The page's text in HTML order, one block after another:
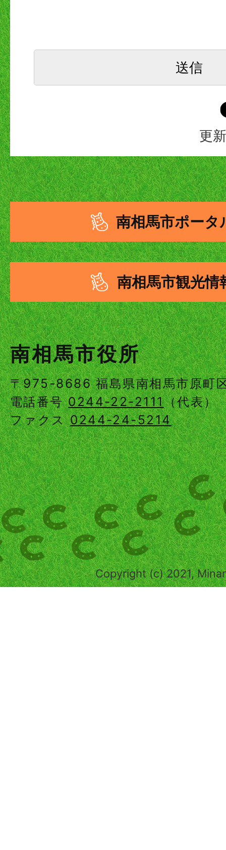
更
南相馬市ポータ
南相馬市観光情
南相馬市役所
〒975-8686 福島県南相馬市原町
電話番号0244-22-2111（代表）
ファクス0244-24-5214
Copyright (c) 2021,